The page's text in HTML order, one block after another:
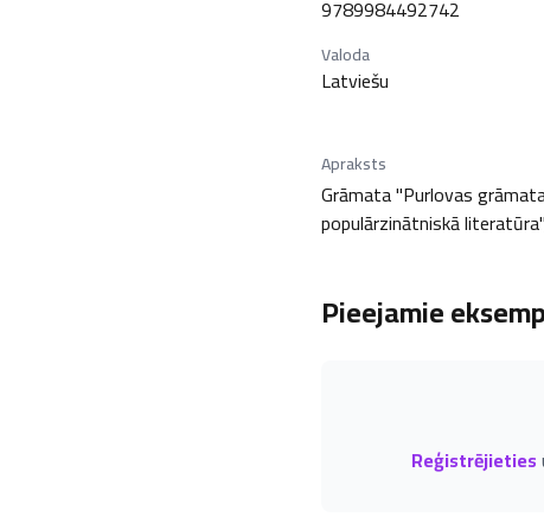
9789984492742
Valoda
Latviešu
Apraksts
Grāmata "Purlovas
populārzinātniskā
Pieejamie
Reģistrējieties